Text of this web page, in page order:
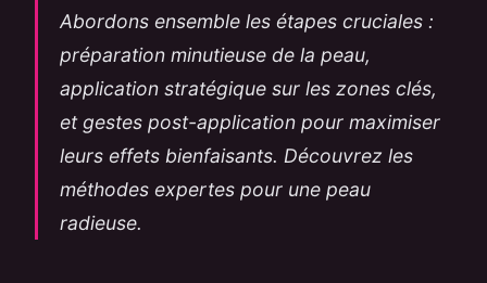
Abordons ensemble les étapes cruciales :
préparation minutieuse de la peau,
application stratégique sur les zones clés,
et gestes post-application pour maximiser
leurs effets bienfaisants. Découvrez les
méthodes expertes pour une peau
radieuse.